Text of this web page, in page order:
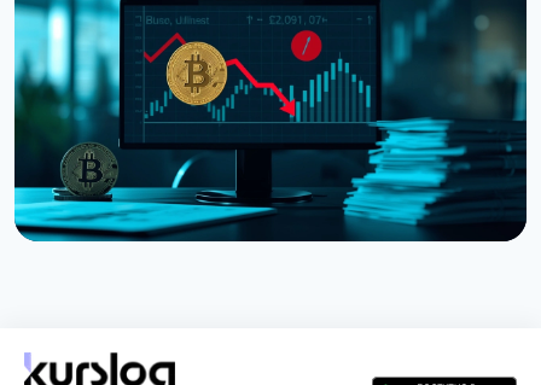
Ведущий CNBC Джим Крамер продает Bitcoin из-
за квантовой угрозы от IBM
5 августа 2026 г. 4 мин чтения
31 июля 2026 г.5 мин чтения